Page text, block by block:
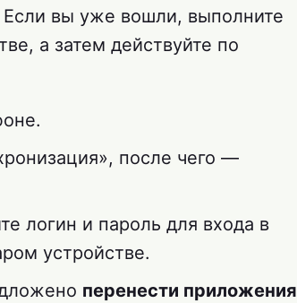
Если вы уже вошли, выполните
а затем действуйте по
после чего —
логин и пароль для входа в
устройстве.
перенести приложения